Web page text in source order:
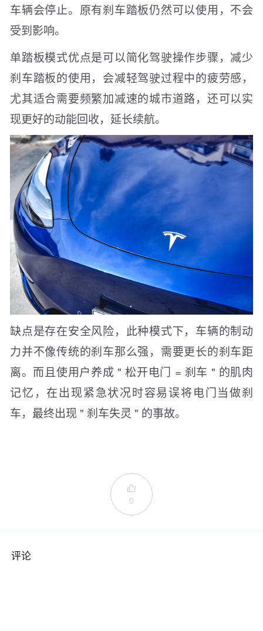
车辆会停止。原有刹车踏板仍然可以使用，不会
受到影响。
单踏板模式优点是可以简化驾驶操作步骤，减少
刹车踏板的使用，会减轻驾驶过程中的疲劳感，
尤其适合需要频繁加减速的城市道路，还可以实
现更好的动能回收，延长续航。
缺点是存在安全风险，此种模式下，车辆的制动
力并不像传统的刹车那么强，需要更长的刹车距
离。而且使用户养成 " 松开电门 = 刹车 " 的肌肉
记忆，在出现紧急状况时容易误将电门当做刹
车，最终出现 " 刹车失灵 " 的事故。

0
评论